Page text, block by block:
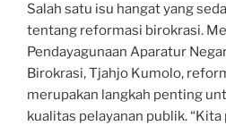
Salah satu isu hangat yang
tentang reformasi birokrasi.
Pendayagunaan Aparatur
Birokrasi, Tjahjo Kumolo,
merupakan langkah penting
kualitas pelayanan publik.